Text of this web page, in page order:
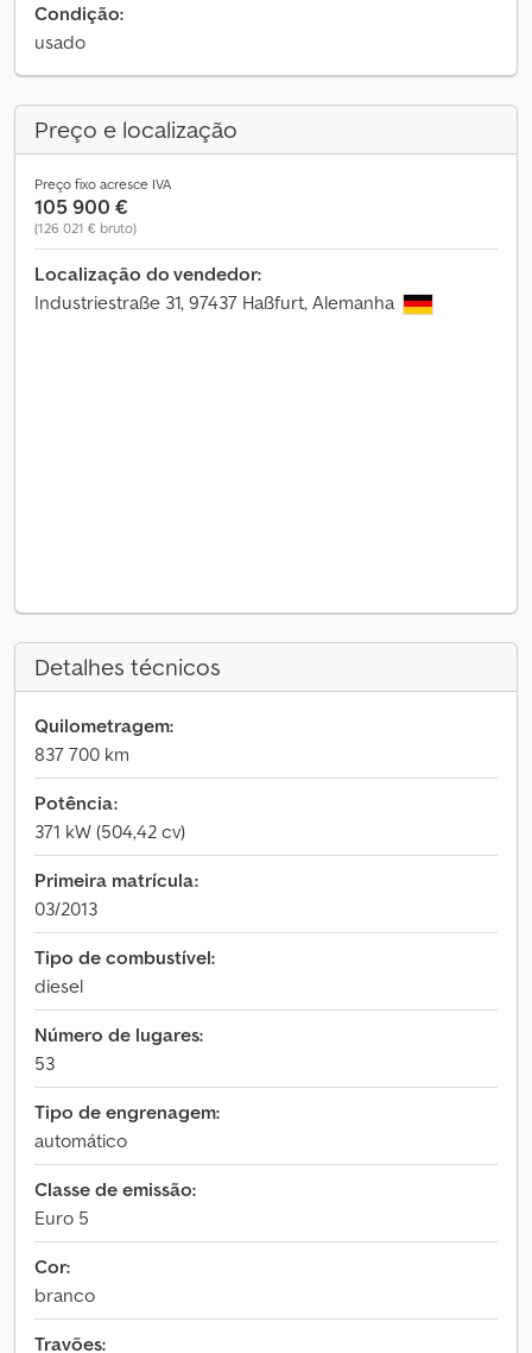
Condição:
usado
Preço e localização
Preço fixo acresce IVA
105 900 €
(126 021 € bruto)
Localização do vendedor:
Industriestraße 31, 97437 Haßfurt, Alemanha
Detalhes técnicos
Quilometragem:
837 700 km
Potência:
371 kW (504,42 cv)
Primeira matrícula:
03/2013
Tipo de combustível:
diesel
Número de lugares:
53
Tipo de engrenagem:
automático
Classe de emissão:
Euro 5
Cor:
branco
Travões: